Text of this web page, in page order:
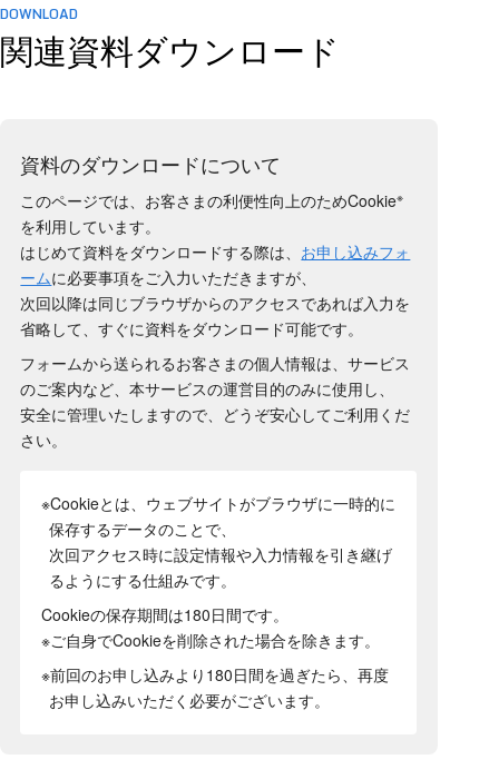
DOWNLOAD
関連資料ダウンロード
資料のダウンロードについて
このページでは、お客さまの利便性向上のためCookie※
を利用しています。
はじめて資料をダウンロードする際は、 お申し込みフォ
ームに必要事項をご入力いただきますが、
次回以降は同じブラウザからのアクセスであれば入力を
省略して、すぐに資料をダウンロード可能です。
フォームから送られるお客さまの個人情報は、サービス
のご案内など、本サービスの運営目的のみに使用し、
安全に管理いたしますので、どうぞ安心してご利用くだ
さい。
※Cookieとは、ウェブサイトがブラウザに一時的に
保存するデータのことで、
次回アクセス時に設定情報や入力情報を引き継げ
るようにする仕組みです。
Cookieの保存期間は180日間です。
※ご自身でCookieを削除された場合を除きます。
※前回のお申し込みより180日間を過ぎたら、再度
お申し込みいただく必要がございます。